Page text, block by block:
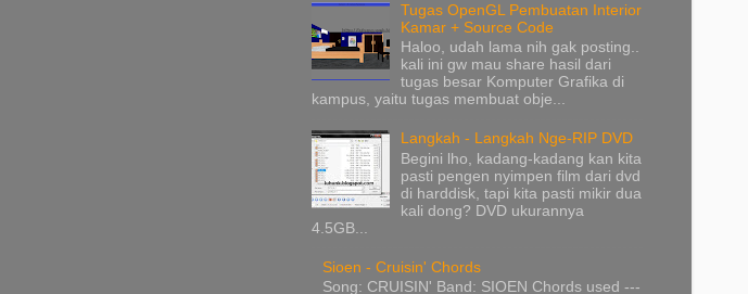
Tugas OpenGL Pembuatan Interior
Kamar + Source Code
Haloo, udah lama nih gak posting..
kali ini gw mau share hasil dari
tugas besar Komputer Grafika di
kampus, yaitu tugas membuat obje...
Langkah - Langkah Nge-RIP DVD
Begini lho, kadang-kadang kan kita
pasti pengen nyimpen film dari dvd
di harddisk, tapi kita pasti mikir dua
kali dong? DVD ukurannya
4.5GB...
Sioen - Cruisin' Chords
Song: CRUISIN' Band: SIOEN Chords used ---